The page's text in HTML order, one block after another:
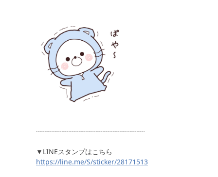
┈┈┈┈┈┈┈┈┈┈┈┈┈┈┈┈
▼LINEスタンプはこちら
https://line.me/S/sticker/28171513